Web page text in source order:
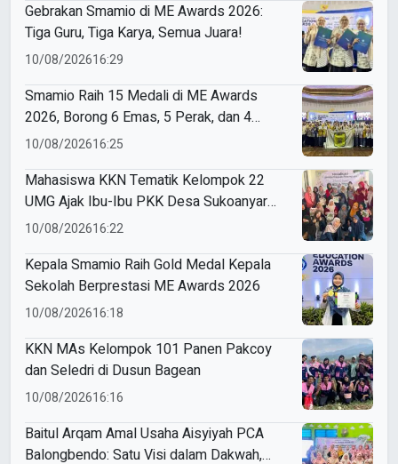
Gebrakan Smamio di ME Awards 2026:
Tiga Guru, Tiga Karya, Semua Juara!
10/08/202616:29
Smamio Raih 15 Medali di ME Awards
2026, Borong 6 Emas, 5 Perak, dan 4
Perunggu
10/08/202616:25
Mahasiswa KKN Tematik Kelompok 22
UMG Ajak Ibu-Ibu PKK Desa Sukoanyar
Berkreasi dengan Ecoprint
10/08/202616:22
Kepala Smamio Raih Gold Medal Kepala
Sekolah Berprestasi ME Awards 2026
10/08/202616:18
KKN MAs Kelompok 101 Panen Pakcoy
dan Seledri di Dusun Bagean
10/08/202616:16
Baitul Arqam Amal Usaha Aisyiyah PCA
Balongbendo: Satu Visi dalam Dakwah,